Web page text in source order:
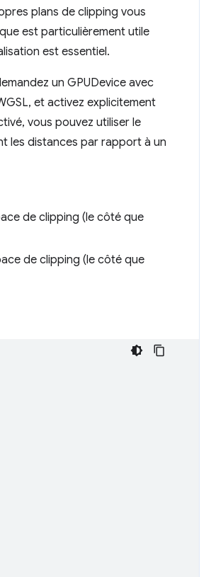
plans de clipping vous
est particulièrement utile
est essentiel.
un GPUDevice avec
et activez explicitement
vous pouvez utiliser le
les distances par rapport à un
de clipping (le côté que
de clipping (le côté que